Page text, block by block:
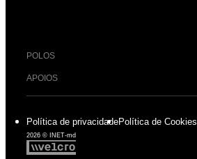
POLOS
APOIOS
2026 © INET-md
Política de privacidadePolítica de Cookies